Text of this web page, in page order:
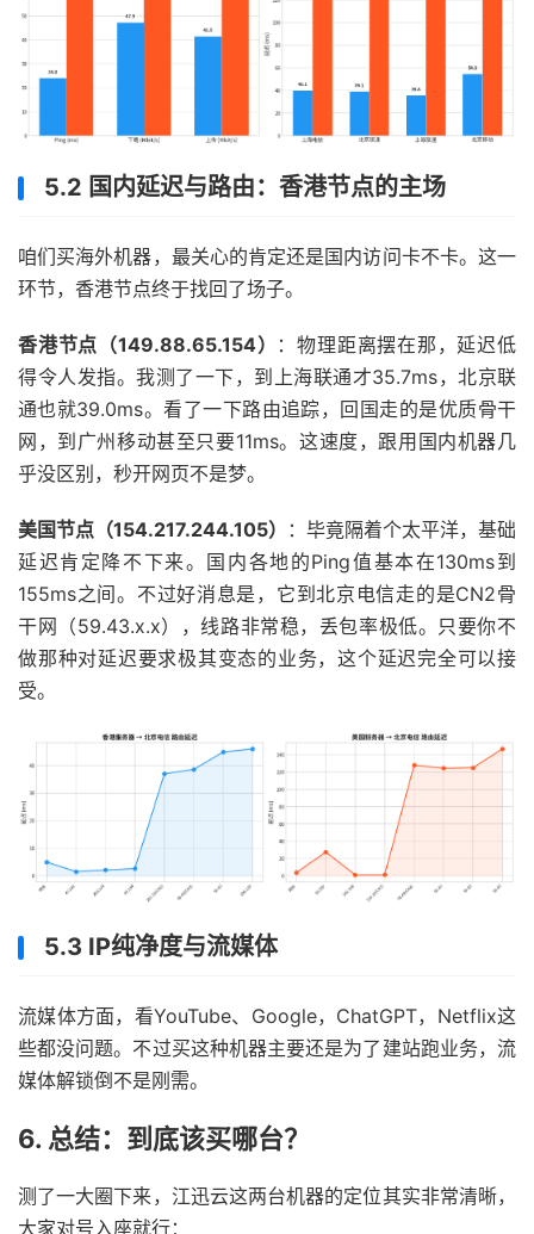
5.2 国内延迟与路由：香港节点的主场
咱们买海外机器，最关心的肯定还是国内访问卡不卡。这一
环节，香港节点终于找回了场子。
香港节点（149.88.65.154）
：物理距离摆在那，延迟低
得令人发指。我测了一下，到上海联通才35.7ms，北京联
通也就39.0ms。看了一下路由追踪，回国走的是优质骨干
网，到广州移动甚至只要11ms。这速度，跟用国内机器几
乎没区别，秒开网页不是梦。
美国节点（154.217.244.105）
：毕竟隔着个太平洋，基础
延迟肯定降不下来。国内各地的Ping值基本在130ms到
155ms之间。不过好消息是，它到北京电信走的是CN2骨
干网（59.43.x.x），线路非常稳，丢包率极低。只要你不
做那种对延迟要求极其变态的业务，这个延迟完全可以接
受。
5.3 IP纯净度与流媒体
流媒体方面，看YouTube、Google，ChatGPT，Netflix这
些都没问题。不过买这种机器主要还是为了建站跑业务，流
媒体解锁倒不是刚需。
6. 总结：到底该买哪台？
测了一大圈下来，江迅云这两台机器的定位其实非常清晰，
大家对号入座就行：